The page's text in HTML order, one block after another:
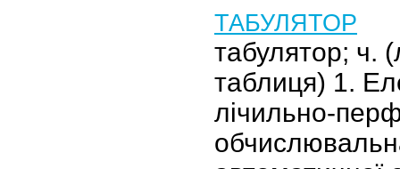
ТАБУЛЯТОР
табулятор; ч.
таблиця) 1.
лічильно-